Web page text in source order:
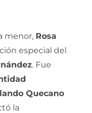
menor, Rosa
especial del
. Fue
Quecano
la